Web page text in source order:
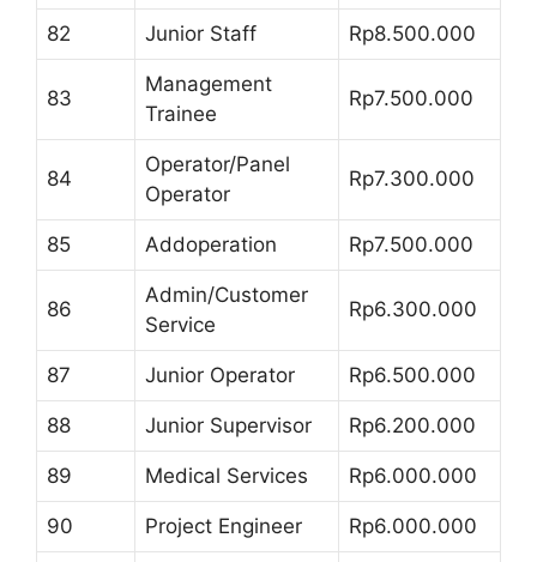
82 Junior Staff Rp8.500.000
83
Management
Trainee
Rp7.500.000
84
Operator/Panel
Operator
Rp7.300.000
85 Addoperation Rp7.500.000
86
Admin/Customer
Service
Rp6.300.000
87 Junior Operator Rp6.500.000
88 Junior Supervisor Rp6.200.000
89 Medical Services Rp6.000.000
90 Project Engineer Rp6.000.000